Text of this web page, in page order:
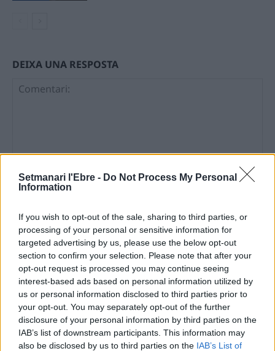
Setmanari l'Ebre - Do Not Process My Personal
Information
If you wish to opt-out of the sale, sharing to third parties, or
processing of your personal or sensitive information for
targeted advertising by us, please use the below opt-out
section to confirm your selection. Please note that after your
opt-out request is processed you may continue seeing
interest-based ads based on personal information utilized by
us or personal information disclosed to third parties prior to
your opt-out. You may separately opt-out of the further
disclosure of your personal information by third parties on the
IAB’s list of downstream participants. This information may
also be disclosed by us to third parties on the IAB’s List of
DEIXA UNA RESPOSTA
Comentari:
Deseu el meu nom, el correu electrònic i el lloc web en
aquest navegador per a la propera vegada que comenti.